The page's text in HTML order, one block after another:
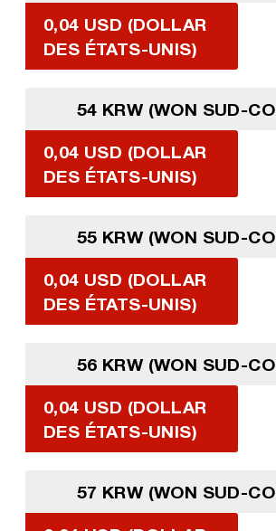
0,04 USD (DOLLAR
DES ÉTATS-UNIS)
54 KRW (WON SUD-
0,04 USD (DOLLAR
DES ÉTATS-UNIS)
55 KRW (WON SUD-
0,04 USD (DOLLAR
DES ÉTATS-UNIS)
56 KRW (WON SUD-
0,04 USD (DOLLAR
DES ÉTATS-UNIS)
57 KRW (WON SUD-